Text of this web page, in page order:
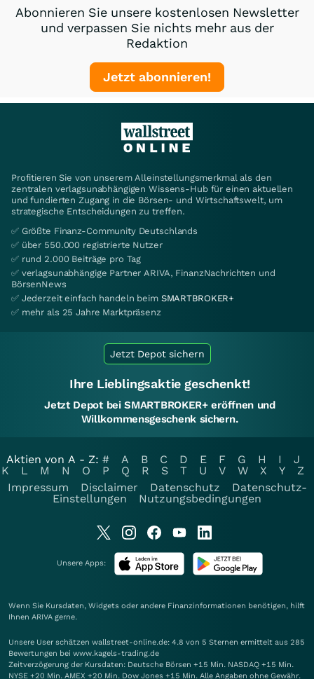
Abonnieren Sie unsere kostenlosen Newsletter
und verpassen Sie nichts mehr aus der
Redaktion
Jetzt abonnieren!
Profitieren Sie von unserem Alleinstellungsmerkmal als den
zentralen verlagsunabhängigen Wissens-Hub für einen aktuellen
und fundierten Zugang in die Börsen- und Wirtschaftswelt, um
strategische Entscheidungen zu treffen.
✅ Größte Finanz-Community Deutschlands
✅ über 550.000 registrierte Nutzer
✅ rund 2.000 Beiträge pro Tag
✅ verlagsunabhängige Partner ARIVA, FinanzNachrichten und
BörsenNews
✅ Jederzeit einfach handeln beim SMARTBROKER+
✅ mehr als 25 Jahre Marktpräsenz
Jetzt Depot sichern
Ihre Lieblingsaktie geschenkt!
Jetzt Depot bei SMARTBROKER+ eröffnen und
Willkommensgeschenk sichern.
Aktien von A - Z: # A B C D E F G H I
J
K
L M N O P Q R S T U V W X Y
Z
Impressum
Disclaimer Datenschutz
Datenschutz-
Einstellungen
Nutzungsbedingungen
Unsere Apps:
Wenn Sie Kursdaten, Widgets oder andere Finanzinformationen benötigen, hilft
Ihnen ARIVA gerne.
Unsere User schätzen wallstreet-online.de: 4.8 von 5 Sternen ermittelt aus 285
Bewertungen bei www.kagels-trading.de
Zeitverzögerung der Kursdaten: Deutsche Börsen +15 Min. NASDAQ +15 Min.
NYSE +20 Min. AMEX +20 Min. Dow Jones +15 Min. Alle Angaben ohne Gewähr.